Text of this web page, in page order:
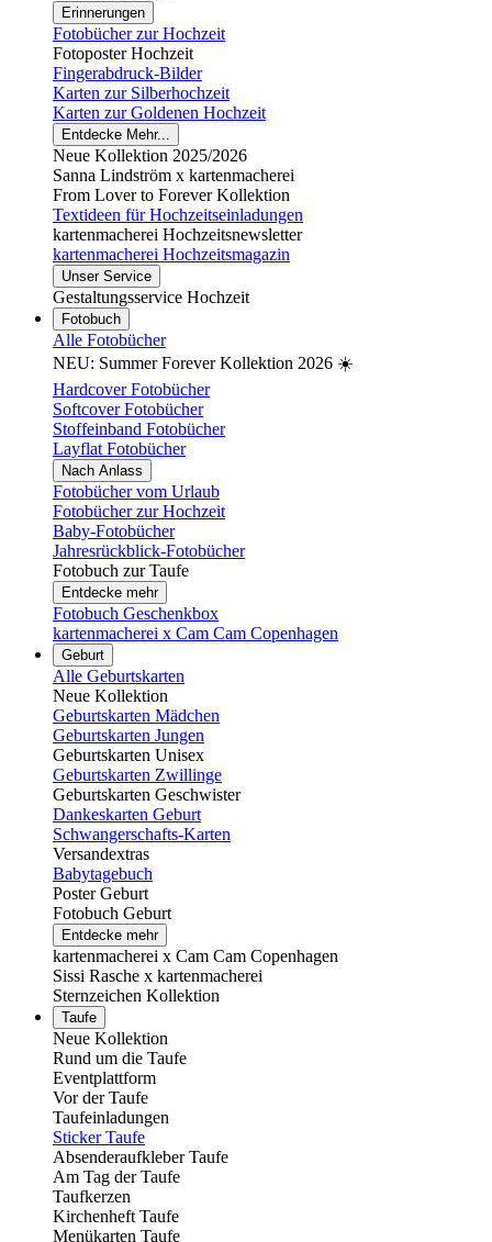
Erinnerungen
Fotobücher zur Hochzeit
Fotoposter Hochzeit
Fingerabdruck-Bilder
Karten zur Silberhochzeit
Karten zur Goldenen Hochzeit
Entdecke Mehr...
Neue Kollektion 2025/2026
Sanna Lindström x kartenmacherei
From Lover to Forever Kollektion
Textideen für Hochzeitseinladungen
kartenmacherei Hochzeitsnewsletter
kartenmacherei Hochzeitsmagazin
Unser Service
Gestaltungsservice Hochzeit
Fotobuch
Alle Fotobücher
NEU: Summer Forever Kollektion 2026 ☀️
Hardcover Fotobücher
Softcover Fotobücher
Stoffeinband Fotobücher
Layflat Fotobücher
Nach Anlass
Fotobücher vom Urlaub
Fotobücher zur Hochzeit
Baby-Fotobücher
Jahresrückblick-Fotobücher
Fotobuch zur Taufe
Entdecke mehr
Fotobuch Geschenkbox
kartenmacherei x Cam Cam Copenhagen
Geburt
Alle Geburtskarten
Neue Kollektion
Geburtskarten Mädchen
Geburtskarten Jungen
Geburtskarten Unisex
Geburtskarten Zwillinge
Geburtskarten Geschwister
Dankeskarten Geburt
Schwangerschafts-Karten
Versandextras
Babytagebuch
Poster Geburt
Fotobuch Geburt
Entdecke mehr
kartenmacherei x Cam Cam Copenhagen
Sissi Rasche x kartenmacherei
Sternzeichen Kollektion
Taufe
Neue Kollektion
Rund um die Taufe
Eventplattform
Vor der Taufe
Taufeinladungen
Sticker Taufe
Absenderaufkleber Taufe
Am Tag der Taufe
Taufkerzen
Kirchenheft Taufe
Menükarten Taufe